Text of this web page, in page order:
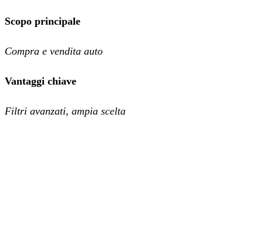
Scopo principale
Compra e vendita auto
Vantaggi chiave
Filtri avanzati, ampia scelta